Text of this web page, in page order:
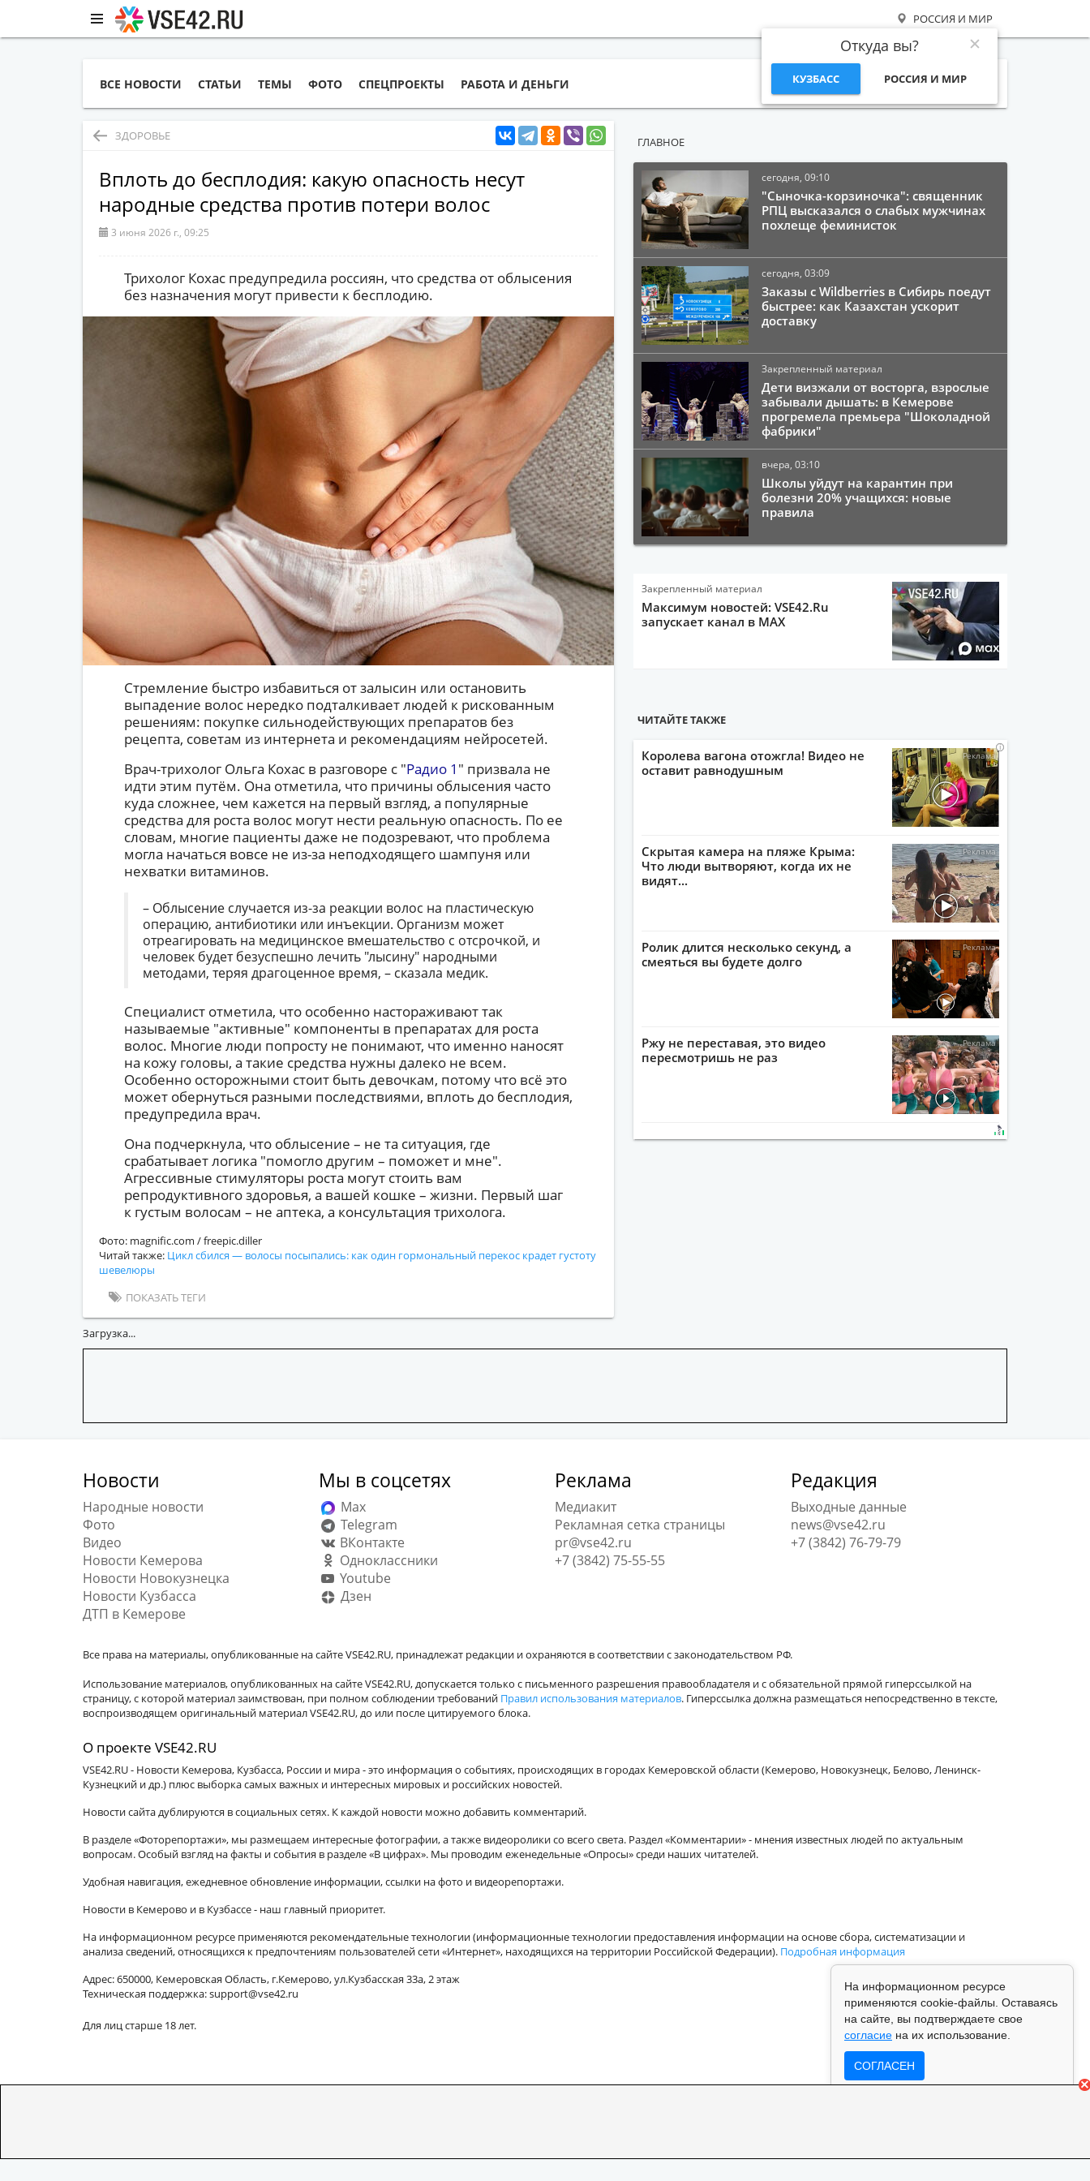
РОССИЯ И МИР
Откуда вы?
КУЗБАСС РОССИЯ И МИР
ВСЕ НОВОСТИ СТАТЬИ ТЕМЫ ФОТО СПЕЦПРОЕКТЫ РАБОТА И ДЕНЬГИ Поиск
ЗДОРОВЬЕ
Вплоть до бесплодия: какую опасность несут
народные средства против потери волос
3 июня 2026 г., 09:25
Трихолог Кохас предупредила россиян, что средства от облысения
без назначения могут привести к бесплодию.
Стремление быстро избавиться от залысин или остановить
выпадение волос нередко подталкивает людей к рискованным
решениям: покупке сильнодействующих препаратов без
рецепта, советам из интернета и рекомендациям нейросетей.
Врач-трихолог Ольга Кохас в разговоре с "Радио 1 " призвала не
идти этим путём. Она отметила, что причины облысения часто
куда сложнее, чем кажется на первый взгляд, а популярные
средства для роста волос могут нести реальную опасность. По ее
словам, многие пациенты даже не подозревают, что проблема
могла начаться вовсе не из-за неподходящего шампуня или
нехватки витаминов.
– Облысение случается из-за реакции волос на пластическую
операцию, антибиотики или инъекции. Организм может
отреагировать на медицинское вмешательство с отсрочкой, и
человек будет безуспешно лечить "лысину" народными
методами, теряя драгоценное время, – сказала медик.
Специалист отметила, что особенно настораживают так
называемые "активные" компоненты в препаратах для роста
волос. Многие люди попросту не понимают, что именно наносят
на кожу головы, а такие средства нужны далеко не всем.
Особенно осторожными стоит быть девочкам, потому что всё это
может обернуться разными последствиями, вплоть до бесплодия,
предупредила врач.
Она подчеркнула, что облысение – не та ситуация, где
срабатывает логика "помогло другим – поможет и мне".
Агрессивные стимуляторы роста могут стоить вам
репродуктивного здоровья, а вашей кошке – жизни. Первый шаг
к густым волосам – не аптека, а консультация трихолога.
Фото: magnific.com / freepic.diller
Читай также: Цикл сбился — волосы посыпались: как один гормональный перекос крадет густоту
шевелюры
ПОКАЗАТЬ ТЕГИ
Загрузка...
ГЛАВНОЕ
сегодня, 09:10
"Сыночка-корзиночка": священник
РПЦ высказался о слабых мужчинах
похлеще феминисток
сегодня, 03:09
Заказы с Wildberries в Сибирь поедут
быстрее: как Казахстан ускорит
доставку
Закрепленный материал
Дети визжали от восторга, взрослые
забывали дышать: в Кемерове
прогремела премьера "Шоколадной
фабрики"
вчера, 03:10
Школы уйдут на карантин при
болезни 20% учащихся: новые
правила
Закрепленный материал
Максимум новостей: VSE42.Ru
запускает канал в MAX
ЧИТАЙТЕ ТАКЖЕ
i
Королева вагона отожгла! Видео не
оставит равнодушным
i
Скрытая камера на пляже Крыма:
Что люди вытворяют, когда их не
видят...
i
Ролик длится несколько секунд, а
смеяться вы будете долго
i
Ржу не переставая, это видео
пересмотришь не раз
Новости
Народные новости
Фото
Видео
Новости Кемерова
Новости Новокузнецка
Новости Кузбасса
ДТП в Кемерове
Мы в соцсетях
Max
Telegram
ВКонтакте
Одноклассники
Youtube
Дзен
Реклама
Медиакит
Рекламная сетка страницы
pr@vse42.ru
+7 (3842) 75-55-55
Редакция
Выходные данные
news@vse42.ru
+7 (3842) 76-79-79
Все права на материалы, опубликованные на сайте VSE42.RU, принадлежат редакции и охраняются в соответствии с законодательством РФ.
Использование материалов, опубликованных на сайте VSE42.RU, допускается только с письменного разрешения правообладателя и с обязательной прямой гиперссылкой на
страницу, с которой материал заимствован, при полном соблюдении требований Правил использования материалов. Гиперссылка должна размещаться непосредственно в тексте,
воспроизводящем оригинальный материал VSE42.RU, до или после цитируемого блока.
О проекте VSE42.RU
VSE42.RU - Новости Кемерова, Кузбасса, России и мира - это информация о событиях, происходящих в городах Кемеровской области (Кемерово, Новокузнецк, Белово, Ленинск-
Кузнецкий и др.) плюс выборка самых важных и интересных мировых и российских новостей.
Новости сайта дублируются в социальных сетях. К каждой новости можно добавить комментарий.
В разделе «Фоторепортажи», мы размещаем интересные фотографии, а также видеоролики со всего света. Раздел «Комментарии» - мнения известных людей по актуальным
вопросам. Особый взгляд на факты и события в разделе «В цифрах». Мы проводим еженедельные «Опросы» среди наших читателей.
Удобная навигация, ежедневное обновление информации, ссылки на фото и видеорепортажи.
Новости в Кемерово и в Кузбассе - наш главный приоритет.
На информационном ресурсе применяются рекомендательные технологии (информационные технологии предоставления информации на основе сбора, систематизации и
анализа сведений, относящихся к предпочтениям пользователей сети «Интернет», находящихся на территории Российской Федерации). Подробная информация
Адрес: 650000, Кемеровская Область, г.Кемерово, ул.Кузбасская 33а, 2 этаж
Техническая поддержка: support@vse42.ru
Для лиц старше 18 лет.
На информационном ресурсе
применяются cookie-файлы. Оставаясь
на сайте, вы подтверждаете свое
согласие на их использование.
СОГЛАСЕН